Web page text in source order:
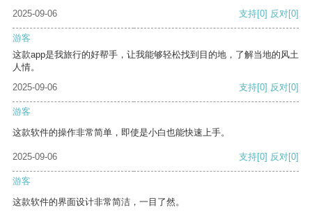
2025-09-06
支持[0] 反对[0]
游客
这款app是我旅行的好帮手，让我能够轻松找到目的地，了解当地的风土
人情。
2025-09-06
支持[0] 反对[0]
游客
这款软件的操作非常简单，即使是小白也能快速上手。
2025-09-06 支持[0] 反对[0]
游客
这款软件的界面设计非常简洁，一目了然。